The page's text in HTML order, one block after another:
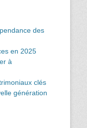
des
en 2025
à
clés
génération